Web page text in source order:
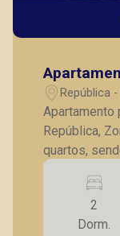
República
Apartamento
República,
quartos, sendo 01 suíte; -
para 02 ambientes; - Cozinha; -
- 01 vaga de garagem.
seus
2
Dorm.